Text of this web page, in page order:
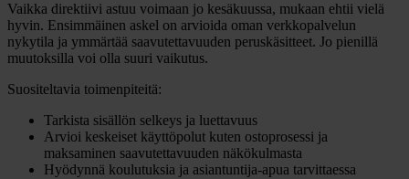
Vaikka direktiivi astuu voimaan jo kesäkuussa, mukaan ehtii vielä
hyvin. Ensimmäinen askel on arvioida oman verkkopalvelun
nykytila ja ymmärtää saavutettavuuden peruskäsitteet. Jo pienillä
muutoksilla voi olla suuri vaikutus.
Suositeltavia toimenpiteitä:
Tarkista sisällön selkeys ja luettavuus
Arvioi keskeiset käyttöpolut kuten ostoprosessi ja
maksaminen saavutettavuuden näkökulmasta
Hyödynnä koulutuksia ja asiantuntija-apua tarvittaessa